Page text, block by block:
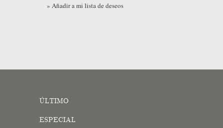
» Añadir a mi lista de deseos
ÚLTIMO
ESPECIAL